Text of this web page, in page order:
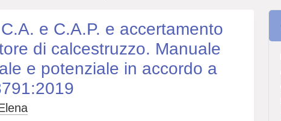
e C.A.P. e accertamento
di calcestruzzo. Manuale
e potenziale in accordo a